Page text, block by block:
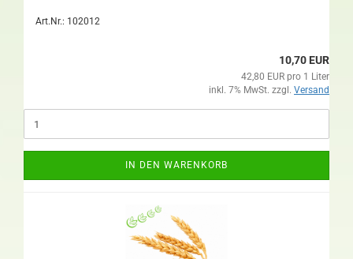
Art.Nr.: 102012
10,70 EUR
42,80 EUR pro 1 Liter
inkl. 7% MwSt. zzgl. Versand
IN DEN WARENKORB